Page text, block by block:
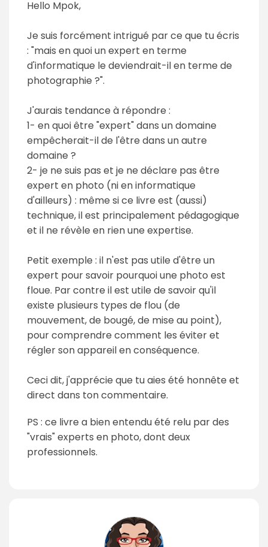
Hello Mpok,
Je suis forcément intrigué par ce que tu écris
: "mais en quoi un expert en terme
d'informatique le deviendrait-il en terme de
photographie ?".
J'aurais tendance à répondre :
1- en quoi être "expert" dans un domaine
empêcherait-il de l'être dans un autre
domaine ?
2- je ne suis pas et je ne déclare pas être
expert en photo (ni en informatique
d'ailleurs) : même si ce livre est (aussi)
technique, il est principalement pédagogique
et il ne révèle en rien une expertise.
Petit exemple : il n'est pas utile d'être un
expert pour savoir pourquoi une photo est
floue. Par contre il est utile de savoir qu'il
existe plusieurs types de flou (de
mouvement, de bougé, de mise au point),
pour comprendre comment les éviter et
régler son appareil en conséquence.
Ceci dit, j'apprécie que tu aies été honnête et
direct dans ton commentaire.
PS : ce livre a bien entendu été relu par des
"vrais" experts en photo, dont deux
professionnels.